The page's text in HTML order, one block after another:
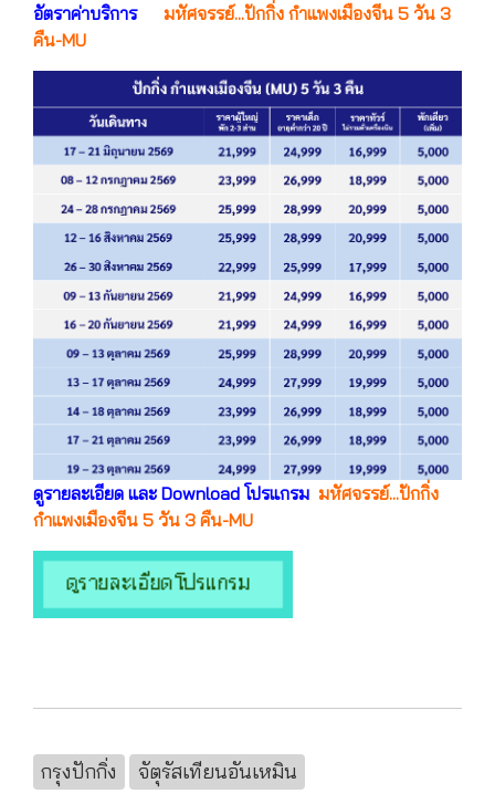
อัตราค่าบริการ
มหัศจรรย์...ปักกิ่ง กำแพงเมืองจีน 5 วัน 3
คืน-MU
ดูรายละเอียด และ Download โปรแกรม มหัศจรรย์...ปักกิ่ง
กำแพงเมืองจีน 5 วัน 3 คืน-MU
กรุงปักกิ่ง
จัตุรัสเทียนอันเหมิน